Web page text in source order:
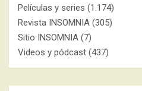
Películas y series (1.174)
Revista INSOMNIA (305)
Sitio INSOMNIA (7)
Videos y pódcast (437)